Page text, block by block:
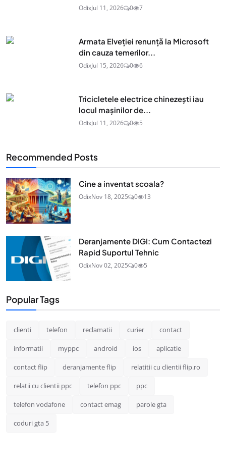
OdixJul 11, 2026 0 7
Armata Elveției renunță la Microsoft
din cauza temerilor...
OdixJul 15, 2026 0 6
Tricicletele electrice chinezești iau
locul mașinilor de...
OdixJul 11, 2026 0 5
Recommended Posts
Cine a inventat scoala?
OdixNov 18, 2025 0 13
Deranjamente DIGI: Cum Contactezi
Rapid Suportul Tehnic
OdixNov 02, 2025 0 5
Popular Tags
clienti telefon reclamatii curier contact
informatii myppc android ios aplicatie
contact flip deranjamente flip relatitii cu clientii flip.ro
relatii cu clientii ppc telefon ppc ppc
telefon vodafone contact emag parole gta
coduri gta 5